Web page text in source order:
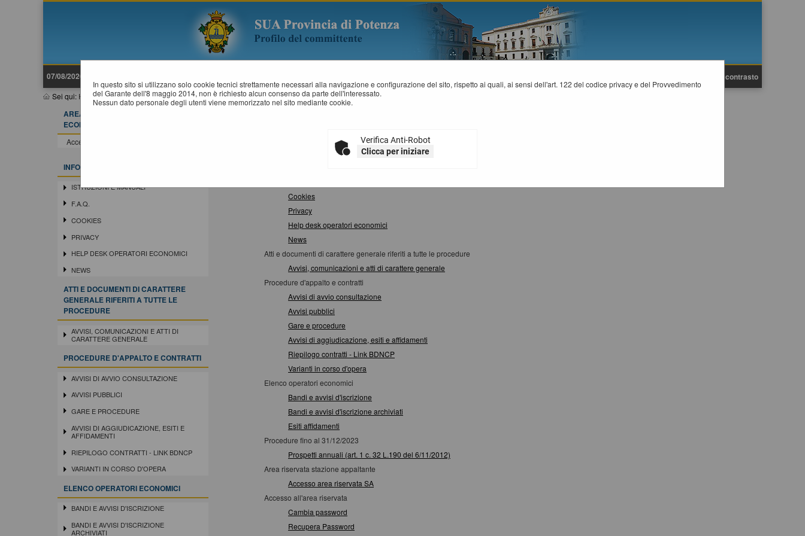
07/08/2026 10:16 Alto contrasto
Sei qui: Home»Mappa del sito
In questo sito si utilizzano solo cookie tecnici strettamente necessari alla navigazione e configurazione del sito, rispetto ai quali, ai sensi dell'art. 122 del codice privacy e del Provvedimento
del Garante dell'8 maggio 2014, non è richiesto alcun consenso da parte dell'interessato.
Nessun dato personale degli utenti viene memorizzato nel sito mediante cookie.
Verifica Anti-Robot
Clicca per iniziare
AREA RISERVATA OPERATORE
ECONOMICO
Accedi - Registrati
INFORMAZIONI
ISTRUZIONI E MANUALI
F.A.Q.
COOKIES
PRIVACY
HELP DESK OPERATORI ECONOMICI
NEWS
ATTI E DOCUMENTI DI CARATTERE
GENERALE RIFERITI A TUTTE LE
PROCEDURE
AVVISI, COMUNICAZIONI E ATTI DI
CARATTERE GENERALE
PROCEDURE D'APPALTO E CONTRATTI
AVVISI DI AVVIO CONSULTAZIONE
AVVISI PUBBLICI
GARE E PROCEDURE
AVVISI DI AGGIUDICAZIONE, ESITI E
AFFIDAMENTI
RIEPILOGO CONTRATTI - LINK BDNCP
VARIANTI IN CORSO D'OPERA
ELENCO OPERATORI ECONOMICI
BANDI E AVVISI D'ISCRIZIONE
BANDI E AVVISI D'ISCRIZIONE
ARCHIVIATI
Cookies
Privacy
Help desk operatori economici
News
Atti e documenti di carattere generale riferiti a tutte le procedure
Avvisi, comunicazioni e atti di carattere generale
Procedure d'appalto e contratti
Avvisi di avvio consultazione
Avvisi pubblici
Gare e procedure
Avvisi di aggiudicazione, esiti e affidamenti
Riepilogo contratti - Link BDNCP
Varianti in corso d'opera
Elenco operatori economici
Bandi e avvisi d'iscrizione
Bandi e avvisi d'iscrizione archiviati
Esiti affidamenti
Procedure fino al 31/12/2023
Prospetti annuali (art. 1 c. 32 L.190 del 6/11/2012)
Area riservata stazione appaltante
Accesso area riservata SA
Accesso all'area riservata
Cambia password
Recupera Password